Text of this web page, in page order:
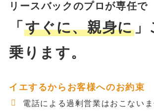
リースバックのプロが専任で
「 すぐに、親身に」
乗ります。
イエするからお客様へのお約束
電話による過剰営業はおこないま